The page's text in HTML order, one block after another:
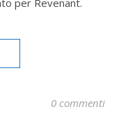
0 commenti